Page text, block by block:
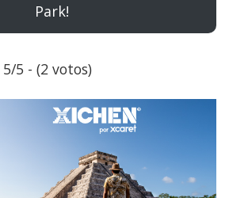
Park!
5/5 - (2 votos)